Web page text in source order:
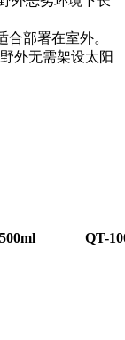
合部署在室外。
外无需架设太阳
QT-